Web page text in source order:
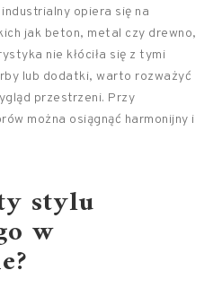
opiera się na
jak beton, metal czy drewno,
nie kłóciła się z tymi
lub dodatki, warto rozważyć
przestrzeni. Przy
można osiągnąć harmonijny i
stylu
w